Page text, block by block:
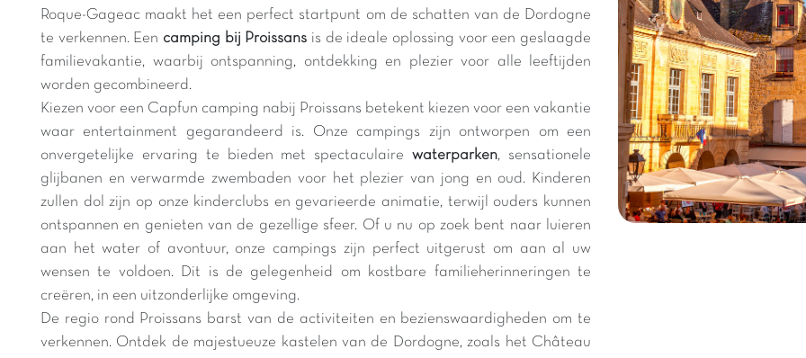
Roque-Gageac maakt het een perfect startpunt om de schatten van de Dordogne
te verkennen. Een camping bij Proissans is de ideale oplossing voor een geslaagde
familievakantie, waarbij ontspanning, ontdekking en plezier voor alle leeftijden
worden gecombineerd.
Kiezen voor een Capfun camping nabij Proissans betekent kiezen voor een vakantie
waar entertainment gegarandeerd is. Onze campings zijn ontworpen om een
onvergetelijke ervaring te bieden met spectaculairewaterparken, sensationele
glijbanen en verwarmde zwembaden voor het plezier van jong en oud. Kinderen
zullen dol zijn op onze kinderclubs en gevarieerde animatie, terwijl ouders kunnen
ontspannen en genieten van de gezellige sfeer. Of u nu op zoek bent naar luieren
aan het water of avontuur, onze campings zijn perfect uitgerust om aan al uw
wensen te voldoen. Dit is de gelegenheid om kostbare familieherinneringen te
creëren, in een uitzonderlijke omgeving.
De regio rond Proissans barst van de activiteiten en bezienswaardigheden om te
verkennen. Ontdek de majestueuze kastelen van de Dordogne, zoals het Château